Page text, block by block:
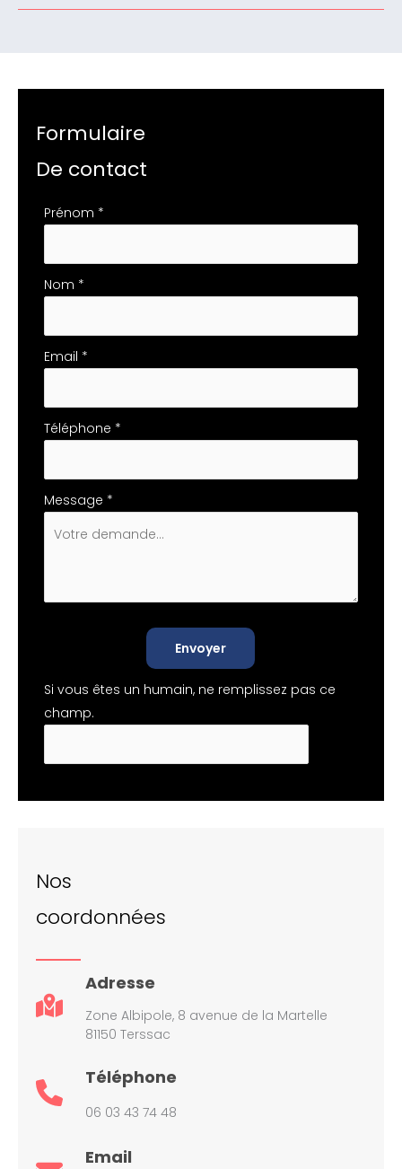
Formulaire
De contact
Formulaire
avec
téléphone
Prénom *
Nom *
Email *
Téléphone *
Message *
Envoyer
Si vous êtes un humain, ne remplissez pas ce
champ.
Nos
coordonnées
Adresse
Zone Albipole, 8 avenue de la Martelle
81150 Terssac
Téléphone
06 03 43 74 48
Email